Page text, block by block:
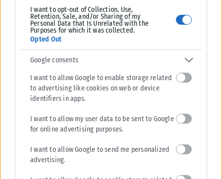
I want to opt-out of Collection, Use,
Retention, Sale, and/or Sharing of my
Personal Data that Is Unrelated with the
Purposes for which it was collected.
Opted Out
Google consents
I want to allow Google to enable storage related
to advertising like cookies on web or device
identifiers in apps.
I want to allow my user data to be sent to Google
for online advertising purposes.
I want to allow Google to send me personalized
advertising.
νεφώσεις, πρόσκαιρα αυξημένες κυρίως τις μεσημβρινές -
απογευματινές ώρες οπότε...
ΑΝΑΡΤΉΘΗΚΕ ΑΠΌΕΛΕΆΝΑ ΖΑΜΠΆΡΑ 09/08/2026